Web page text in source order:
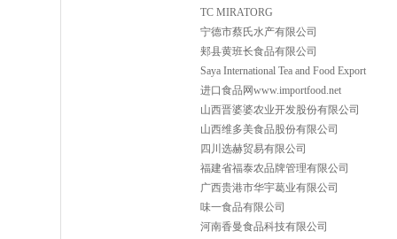
TC MIRATORG
宁德市蔡氏水产有限公司
郏县黄班长食品有限公司
Saya International Tea and Food Export
进口食品网www.importfood.net
山西晋婆婆农业开发股份有限公司
山西维多美食品股份有限公司
四川选赫贸易有限公司
福建省福泰农品牌管理有限公司
广西贵港市华宇葛业有限公司
味一食品有限公司
河南香曼食品科技有限公司